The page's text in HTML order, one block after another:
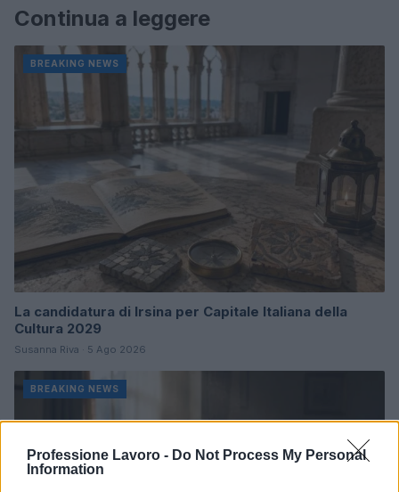
Professione Lavoro - Do Not Process My Personal
Information
Continua a leggere
BREAKING NEWS
La candidatura di Irsina per Capitale Italiana della
Cultura 2029
Susanna Riva · 5 Ago 2026
BREAKING NEWS